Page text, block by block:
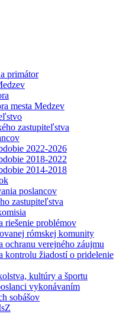
primátor
mesta Medzev
zastupiteľstva
2022-2026
2018-2022
2014-2018
poslancov
zastupiteľstva
riešenie problémov
rómskej komunity
ochranu verejného záujmu
kontrolu žiadostí o pridelenie
kultúry a športu
vykonávaním
sobášov